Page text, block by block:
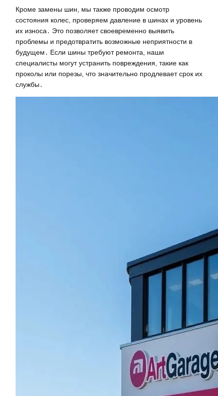
Кроме замены шин, мы также проводим осмотр
состояния колес, проверяем давление в шинах и уровень
их износа․ Это позволяет своевременно выявить
проблемы и предотвратить возможные неприятности в
будущем․ Если шины требуют ремонта, наши
специалисты могут устранить повреждения, такие как
проколы или порезы, что значительно продлевает срок их
службы․